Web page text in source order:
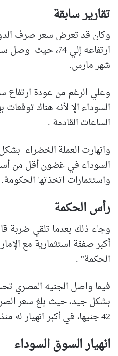
تقارير سابقة
وكان قد تعرض سعر صرف
شهر مارس.
وعلي الرغم من عودة
السوداء الإ لأنه هناك
الساعات القادمة .
وانهارت العملة الخضراء
السوداء في غضون أقل من
واستثمارات اتخذتها
رأس الحكمة
وجاء ذلك بعدما تلقي ضربة
أكبر صفقة استثمارية مع
الحكمة” .
فيما واصل الجنيه المصري
بشكل جيد، حيث بلغ سعر
42 جنيها، في أكبر انهيار له منذ ارتفاعه نهاية العام 2023 .
انهيار السوق السوداء